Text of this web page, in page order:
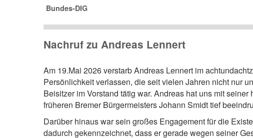
Bundes-DIG
Nachruf zu Andreas Lennert
Am 19.Mai 2026 verstarb Andreas Lennert im
Persönlichkeit verlassen, die seit vielen Jahren nicht nur
Beisitzer im Vorstand tätig war. Andreas hat uns mit
früheren Bremer Bürgermeisters Johann Smidt tief
Darüber hinaus war sein großes Engagement für die
dadurch gekennzeichnet, dass er gerade wegen seiner